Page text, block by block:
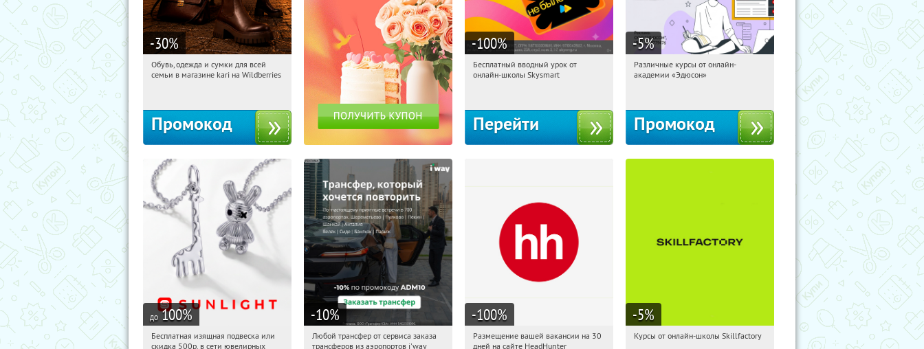
-30%
03:32:54 Получили:
Обувь, одежда и сумки для всей
семьи в магазине kari на Wildberries
Промокод
-100%
03:32:54
Получи первым!
Бесплатный вводный урок от
онлайн-школы Skysmart
Перейти
-5%
03:32:54 Получили:
Различные курсы от онлайн-
академии «Эдюсон»
Промокод
до 100%
03:32:54 Получили:
Бесплатная изящная подвеска или
скидка 500р. в сети ювелирных
-10%
03:32:54
Получи первым!
Любой трансфер от сервиса заказа
трансферов из аэропортов i'way
-100%
03:32:54 Получили:
Размещение вашей вакансии на 30
дней на сайте HeadHunter
-5%
03:32:54
Получи первым!
Курсы от онлайн-школы Skillfactory